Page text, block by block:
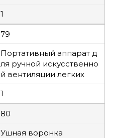
1
79
Портативный аппарат д
ля ручной искусственно
й вентиляции легких
1
80
Ушная воронка